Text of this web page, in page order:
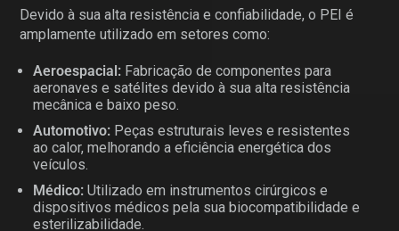
Devido à sua alta resistência e confiabilidade, o PEI é
amplamente utilizado em setores como:
Aeroespacial: Fabricação de componentes para
aeronaves e satélites devido à sua alta resistência
mecânica e baixo peso.
Automotivo: Peças estruturais leves e resistentes
ao calor, melhorando a eficiência energética dos
veículos.
Médico: Utilizado em instrumentos cirúrgicos e
dispositivos médicos pela sua biocompatibilidade e
esterilizabilidade.